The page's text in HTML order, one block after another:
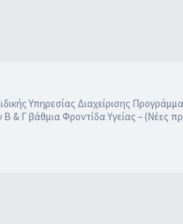
Υπηρεσίας Διαχείρισης
& Γ βάθμια Φροντίδα Υγείας – (Νέες